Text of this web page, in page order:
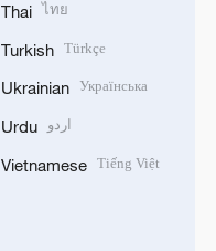
Thai ไทย
Turkish Türkçe
Ukrainian Українська
Urdu اردو
Vietnamese Tiếng Việt